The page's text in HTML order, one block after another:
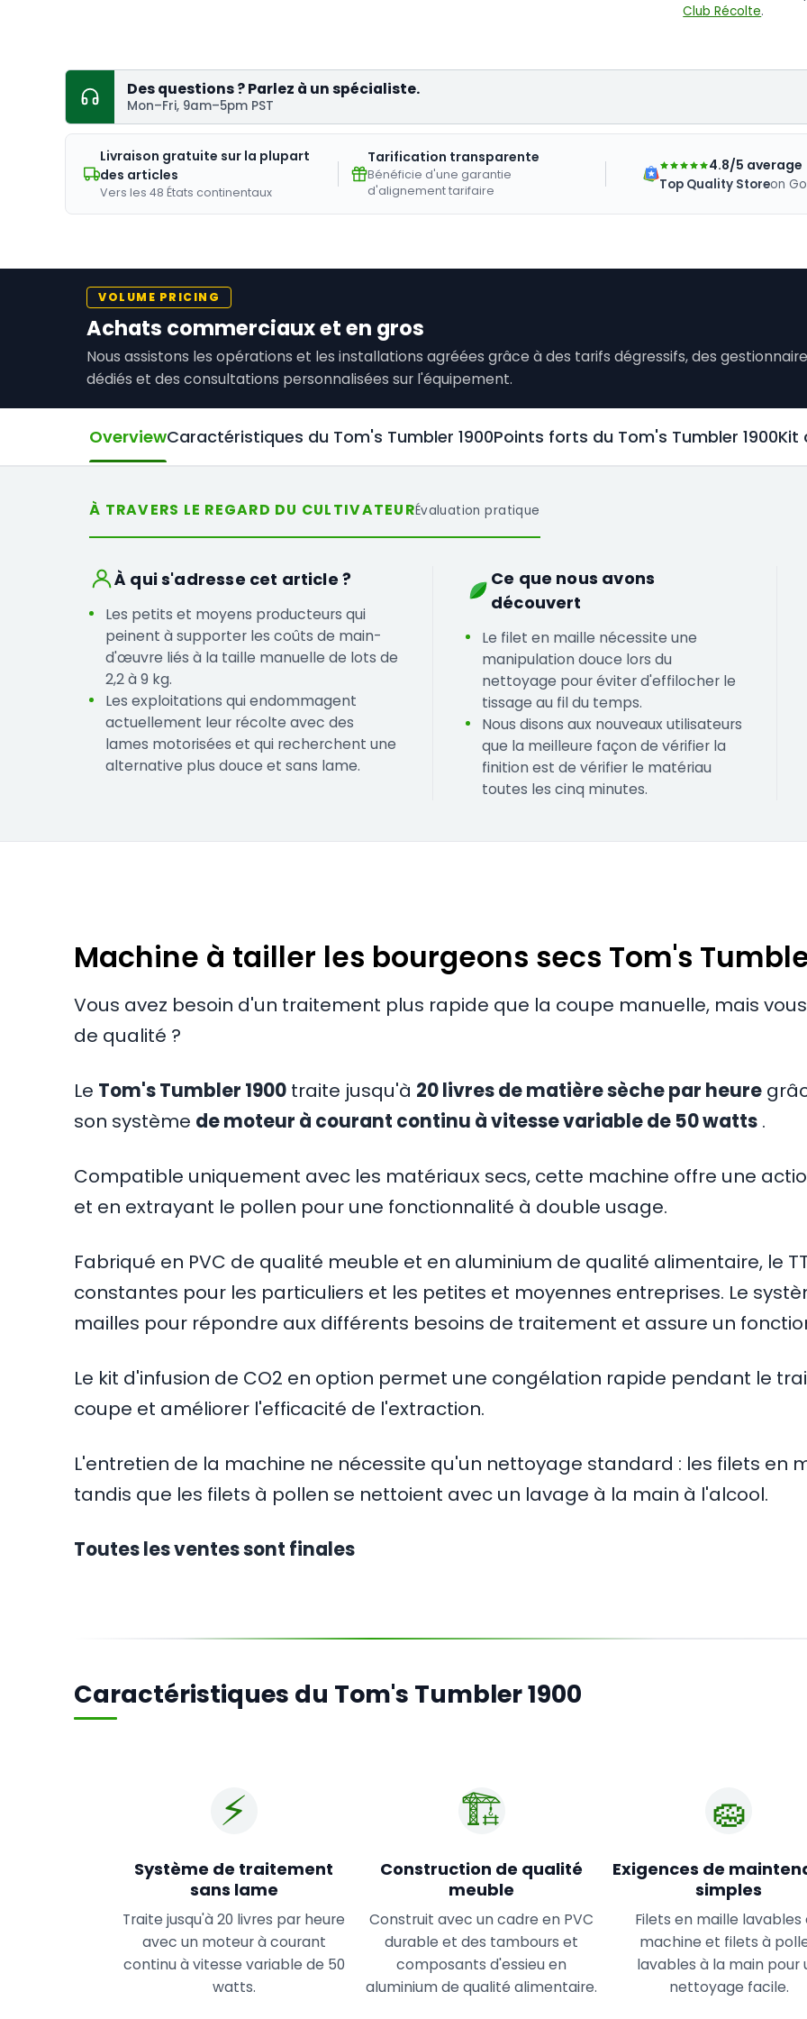
Club Récolte.
Des questions ? Parlez à un spécialiste.
Mon–Fri, 9am–5pm PST
Livraison gratuite sur la plupart
des articles
Vers les 48 États continentaux
Tarification transparente
Bénéficie d'une garantie
d'alignement tarifaire
4.8/5 average
Top Quality Storeon
VOLUME PRICING
Achats commerciaux et en gros
Nous assistons les opérations et les installations agréées grâce à des tarifs dégressifs, des
dédiés et des consultations personnalisées sur l'équipement.
OverviewCaractéristiques du Tom's Tumbler 1900Points forts du Tom's Tumbler 1900Kit
À TRAVERS LE REGARD DU CULTIVATEURÉvaluation pratique
À qui s'adresse cet article ?
Les petits et moyens producteurs qui
peinent à supporter les coûts de main-
d'œuvre liés à la taille manuelle de lots de
2,2 à 9 kg.
Les exploitations qui endommagent
actuellement leur récolte avec des
lames motorisées et qui recherchent une
alternative plus douce et sans lame.
Ce que nous avons
découvert
Le filet en maille nécessite une
manipulation douce lors du
nettoyage pour éviter d'effilocher le
tissage au fil du temps.
Nous disons aux nouveaux utilisateurs
que la meilleure façon de vérifier la
finition est de vérifier le matériau
toutes les cinq minutes.
Machine à tailler les bourgeons secs Tom's
Vous avez besoin d'un traitement plus rapide que la coupe manuelle, mais
de qualité ?
Le Tom's Tumbler 1900 traite jusqu'à 20 livres de matière sèche par heure
son système de moteur à courant continu à vitesse variable de 50 watts .
Compatible uniquement avec les matériaux secs, cette machine offre une
et en extrayant le pollen pour une fonctionnalité à double usage.
Fabriqué en PVC de qualité meuble et en aluminium de qualité alimentaire, le
constantes pour les particuliers et les petites et moyennes entreprises. Le
mailles pour répondre aux différents besoins de traitement et assure un
Le kit d'infusion de CO2 en option permet une congélation rapide pendant le
coupe et améliorer l'efficacité de l'extraction.
L'entretien de la machine ne nécessite qu'un nettoyage standard : les filets en
tandis que les filets à pollen se nettoient avec un lavage à la main à l'alcool.
Toutes les ventes sont finales
Caractéristiques du Tom's Tumbler 1900
⚡
Système de traitement
sans lame
Traite jusqu'à 20 livres par heure
avec un moteur à courant
continu à vitesse variable de 50
watts.
🏗️
Construction de qualité
meuble
Construit avec un cadre en PVC
durable et des tambours et
composants d'essieu en
aluminium de qualité alimentaire.
🧽
Exigences de
simples
Filets en maille lavables
machine et filets à
lavables à la main pour
nettoyage facile.